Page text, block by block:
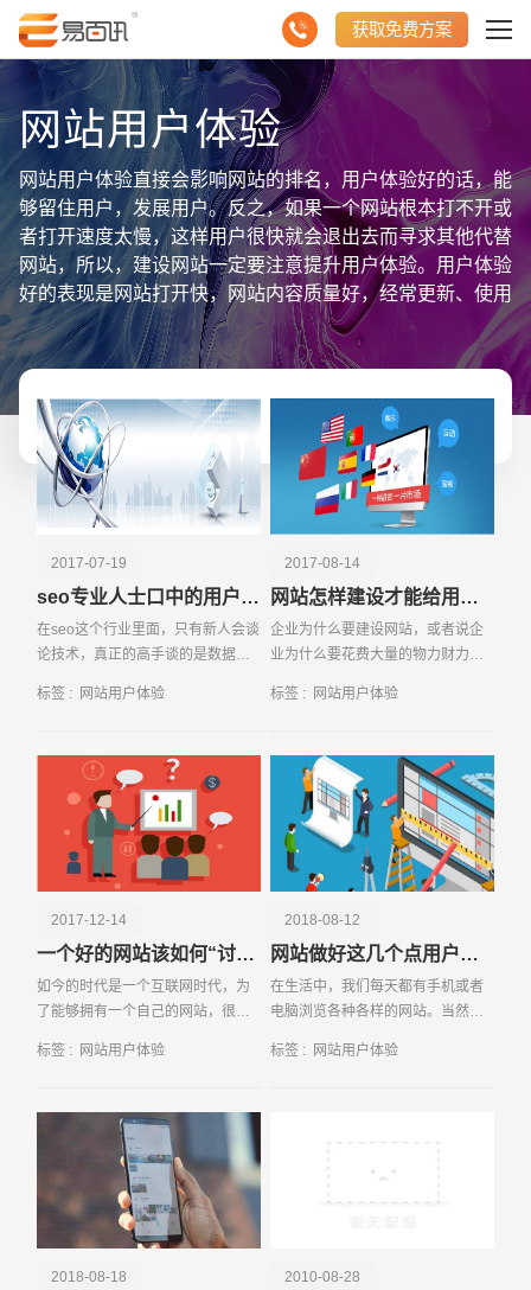
获取免费方案
网站用户体验
网站用户体验直接会影响网站的排名，用户体验好的话，能
够留住用户，发展用户。反之，如果一个网站根本打不开或
者打开速度太慢，这样用户很快就会退出去而寻求其他代替
网站，所以，建设网站一定要注意提升用户体验。用户体验
好的表现是网站打开快，网站内容质量好，经常更新、使用
方便等等。网站用户体验可以通过优化网站来提升，比如优
化网站的框架、优化关键词、添加外链、使用优质服务器等
等，这些都是有利于提高用户体验的。
2017-07-19
seo专业人士口中的用户体验是什么？
在seo这个行业里面，只有新人会谈
论技术，真正的高手谈的是数据体
专业人士会把用户体验常挂在嘴
标签 : 网站用户体验
2017-08-14
网站怎样建设才能给用户一个好的体验
企业为什么要建设网站，或者说企
业为什么要花费大量的物力财力来
为了吸引客户量，后达到自己的目
标签 : 网站用户体验
2017-12-14
一个好的网站该如何“讨好”用户
如今的时代是一个互联网时代，为
了能够拥有一个自己的网站，很多
们也发现了一个问题，就是关于网
标签 : 网站用户体验
2018-08-12
网站做好这几个点用户体验不用愁
在生活中，我们每天都有手机或者
电脑浏览各种各样的网站。当然，
有很多的一些公司的网站，也包括
标签 : 网站用户体验
2018-08-18 2010-08-28
请输入您的公司名称 名字
电话